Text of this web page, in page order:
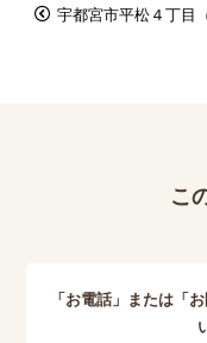
宇都宮市平松４丁目
こ
「お電話」または「